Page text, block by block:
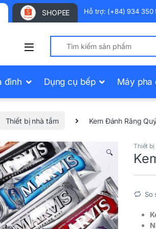
SHOPEE Hỗ trợ: (+84) 934 350
Search for:
đình Dụng cụ bếp Máy pha
Thiết bị nhà tắm Kem Đánh Răng
🔍
Thiết bị
So